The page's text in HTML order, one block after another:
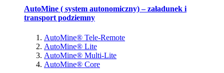
AutoMine ( system autonomiczny) – załadunek i
transport podziemny
AutoMine® Tele-Remote
AutoMine® Lite
AutoMine® Multi-Lite
AutoMine® Core